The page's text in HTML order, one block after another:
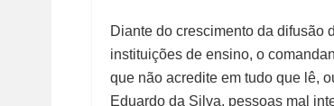
Diante do crescimento da difusão
instituições de ensino, o
que não acredite em tudo que lê,
Eduardo da Silva, pessoas mal